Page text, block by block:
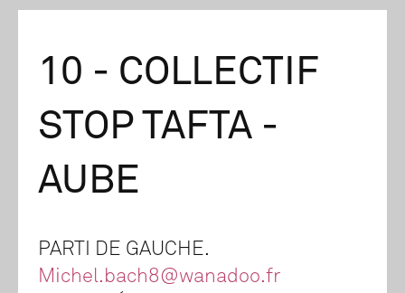
10 - COLLECTIF
STOP TAFTA -
AUBE
PARTI DE GAUCHE.
Michel.bach8@wanadoo.fr